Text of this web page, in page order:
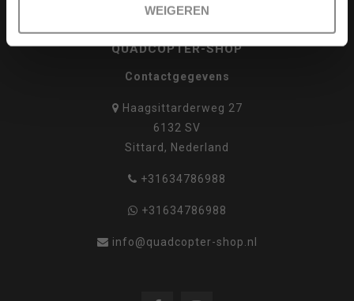
WEIGEREN
QUADCOPTER-SHOP
Contactgegevens
Haagsittarderweg 27
6132 SV
Sittard, Nederland
+31634786988
+31634786988
info@quadcopter-shop.nl